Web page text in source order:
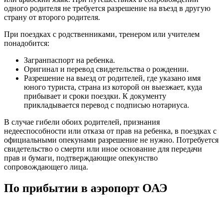
одного родителя не требуется разрешение на въезд в другую
страну от второго родителя.
При поездках с родственниками, тренером или учителем
понадобится:
Загранпаспорт на ребенка.
Оригинал и перевод свидетельства о рождении.
Разрешение на выезд от родителей, где указано имя
юного туриста, страна из которой он выезжает, куда
прибывает и сроки поездки. К документу
прикладывается перевод с подписью нотариуса.
В случае гибели обоих родителей, признания
недееспособности или отказа от прав на ребенка, в поездках с
официальными опекунами разрешение не нужно. Потребуется
свидетельство о смерти или иное основание для передачи
прав и бумаги, подтверждающие опекунство
сопровождающего лица.
По прибытии в аэропорт ОАЭ